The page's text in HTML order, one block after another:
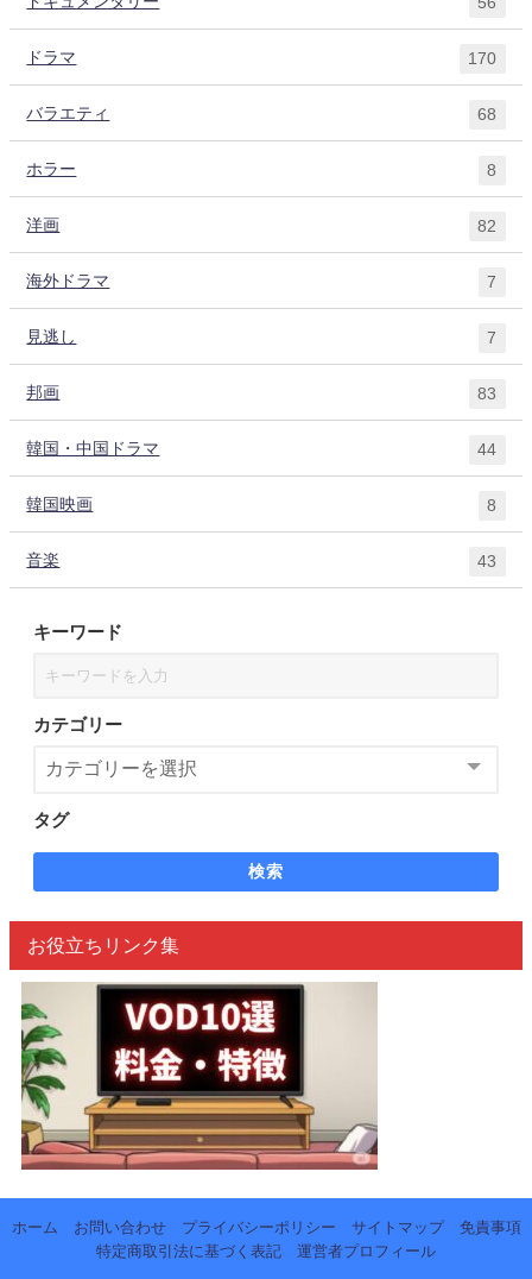
ドラマ 170
バラエティ 68
ホラー 8
洋画 82
海外ドラマ 7
見逃し 7
邦画 83
韓国・中国ドラマ 44
韓国映画 8
音楽 43
キーワード
カテゴリー
タグ
検索
お役立ちリンク集
ホーム お問い合わせ プライバシーポリシー サイトマップ
免責事項
特定商取引法に基づく表記
運営者プロフィール